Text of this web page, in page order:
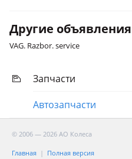
Другие
VAG. Razbor. service
Запчасти
Автозапчасти
© 2006 — 2026 АО Колеса
Главная Полная версия